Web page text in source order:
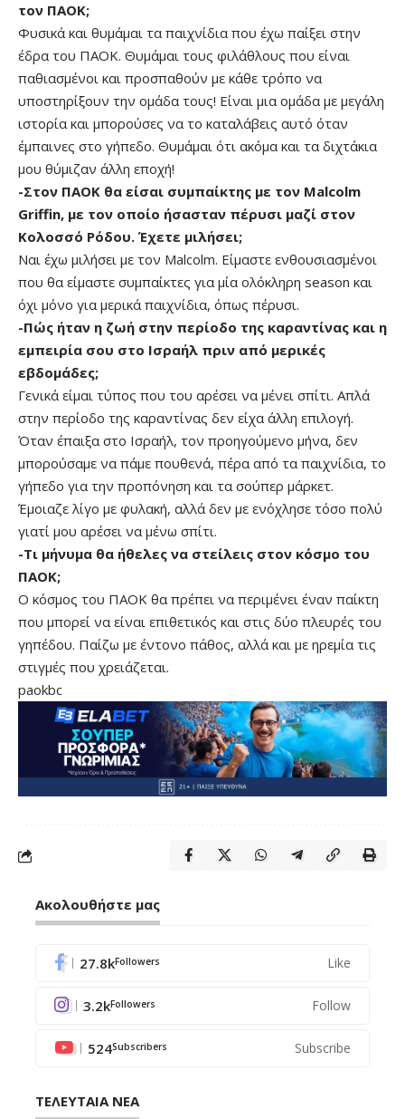
τον ΠΑΟΚ;
Φυσικά και θυμάμαι τα παιχνίδια που έχω παίξει στην
έδρα του ΠΑΟΚ. Θυμάμαι τους φιλάθλους που είναι
παθιασμένοι και προσπαθούν με κάθε τρόπο να
υποστηρίξουν την ομάδα τους! Είναι μια ομάδα με μεγάλη
ιστορία και μπορούσες να το καταλάβεις αυτό όταν
έμπαινες στο γήπεδο. Θυμάμαι ότι ακόμα και τα διχτάκια
μου θύμιζαν άλλη εποχή!
-Στον ΠΑΟΚ θα είσαι συμπαίκτης με τον Malcolm
Griffin, με τον οποίο ήσασταν πέρυσι μαζί στον
Κολοσσό Ρόδου. Έχετε μιλήσει;
Ναι έχω μιλήσει με τον Malcolm. Είμαστε ενθουσιασμένοι
που θα είμαστε συμπαίκτες για μία ολόκληρη season και
όχι μόνο για μερικά παιχνίδια, όπως πέρυσι.
-Πώς ήταν η ζωή στην περίοδο της καραντίνας και η
εμπειρία σου στο Ισραήλ πριν από μερικές
εβδομάδες;
Γενικά είμαι τύπος που του αρέσει να μένει σπίτι. Απλά
στην περίοδο της καραντίνας δεν είχα άλλη επιλογή.
Όταν έπαιξα στο Ισραήλ, τον προηγούμενο μήνα, δεν
μπορούσαμε να πάμε πουθενά, πέρα από τα παιχνίδια, το
γήπεδο για την προπόνηση και τα σούπερ μάρκετ.
Έμοιαζε λίγο με φυλακή, αλλά δεν με ενόχλησε τόσο πολύ
γιατί μου αρέσει να μένω σπίτι.
-Τι μήνυμα θα ήθελες να στείλεις στον κόσμο του
ΠΑΟΚ;
Ο κόσμος του ΠΑΟΚ θα πρέπει να περιμένει έναν παίκτη
που μπορεί να είναι επιθετικός και στις δύο πλευρές του
γηπέδου. Παίζω με έντονο πάθος, αλλά και με ηρεμία τις
στιγμές που χρειάζεται.
paokbc
Ακολουθήστε μας
27.8kFollowers Like
3.2kFollowers Follow
524Subscribers Subscribe
ΤΕΛΕΥΤΑΙΑ ΝΕΑ